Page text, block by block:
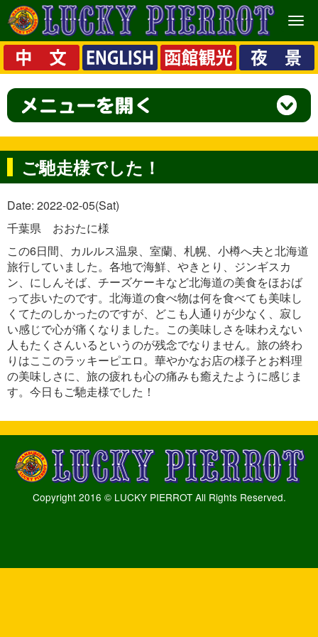
メ
ニ
ュ
ー
ご馳走様でした！
Date: 2022-02-05(Sat)
千葉県 おおたに様
この6日間、カルルス温泉、室蘭、札幌、小樽へ夫と北海道
旅行していました。各地で海鮮、やきとり、ジンギスカ
ン、にしんそば、チーズケーキなど北海道の美食をほおば
って歩いたのです。北海道の食べ物は何を食べても美味し
くてたのしかったのですが、どこも人通りが少なく、寂し
い感じで心が痛くなりました。この美味しさを味わえない
人もたくさんいるというのが残念でなりません。旅の終わ
りはここのラッキーピエロ。華やかなお店の様子とお料理
の美味しさに、旅の疲れも心の痛みも癒えたように感じま
す。今日もご馳走様でした！
Copyright 2016 © LUCKY PIERROT All Rights Reserved.